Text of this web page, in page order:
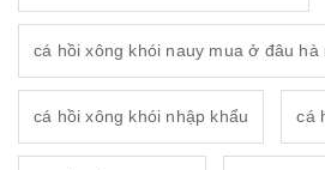
cá hồi xông khói nauy mua ở đâu hà
cá hồi xông khói nhập khẩu cá